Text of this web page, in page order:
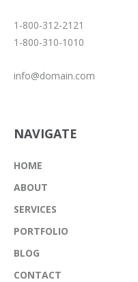
1-800-312-2121
1-800-310-1010
info@domain.com
NAVIGATE
HOME
ABOUT
SERVICES
PORTFOLIO
BLOG
CONTACT